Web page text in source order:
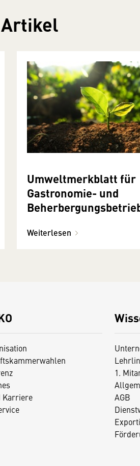
Umweltmerkblatt für
Gastronomie- und
Weiterlesen
Karriere
1.
AGB